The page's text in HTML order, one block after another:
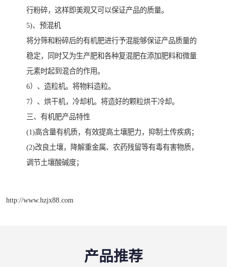
行粉碎，这样即美观又可以保证产品的质量。
5)、预混机
将分筛和粉碎后的有机肥进行予混能够保证产品质量的
稳定，同时又为生产肥和各种复混肥在添加肥料和微量
元素时起到混合的作用。
6）、造粒机。将物料造粒。
7）、烘干机，冷却机。将造好的颗粒烘干冷却。
三、有机肥产品特性
(1)高含量有机质，有效提高土壤肥力，抑制土传疾病；
(2)改良土壤，降解重金属、农药残留等有毒有害物质，
调节土壤酸碱度；
http://www.hzjx88.com
产品推荐